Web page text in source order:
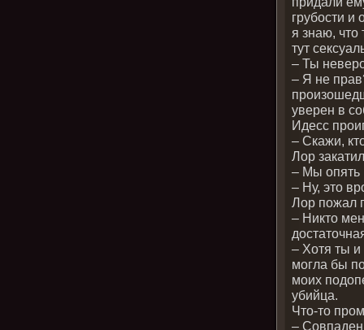
грубости и
я знаю, что
тут
– Ты
– Я не
уверен в
Идесс
– Скажи,
Лор
– Мы опять
– Ну, это
Лор пожал
– Никто
– Хотя ты и
могла бы
моих
убийца.
Что-то
–